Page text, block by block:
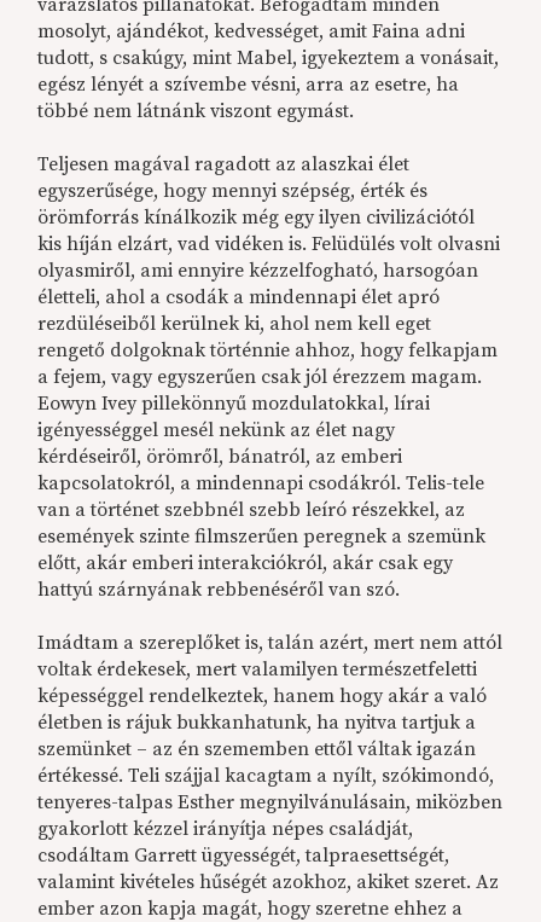
varázslatos pillanatokat. Befogadtam minden
mosolyt, ajándékot, kedvességet, amit Faina adni
tudott, s csakúgy, mint Mabel, igyekeztem a vonásait,
egész lényét a szívembe vésni, arra az esetre, ha
többé nem látnánk viszont egymást.
Teljesen magával ragadott az alaszkai élet
egyszerűsége, hogy mennyi szépség, érték és
örömforrás kínálkozik még egy ilyen civilizációtól
kis híján elzárt, vad vidéken is. Felüdülés volt olvasni
olyasmiről, ami ennyire kézzelfogható, harsogóan
életteli, ahol a csodák a mindennapi élet apró
rezdüléseiből kerülnek ki, ahol nem kell eget
rengető dolgoknak történnie ahhoz, hogy felkapjam
a fejem, vagy egyszerűen csak jól érezzem magam.
Eowyn Ivey pillekönnyű mozdulatokkal, lírai
igényességgel mesél nekünk az élet nagy
kérdéseiről, örömről, bánatról, az emberi
kapcsolatokról, a mindennapi csodákról. Telis-tele
van a történet szebbnél szebb leíró részekkel, az
események szinte filmszerűen peregnek a szemünk
előtt, akár emberi interakciókról, akár csak egy
hattyú szárnyának rebbenéséről van szó.
Imádtam a szereplőket is, talán azért, mert nem attól
voltak érdekesek, mert valamilyen természetfeletti
képességgel rendelkeztek, hanem hogy akár a való
életben is rájuk bukkanhatunk, ha nyitva tartjuk a
szemünket – az én szememben ettől váltak igazán
értékessé. Teli szájjal kacagtam a nyílt, szókimondó,
tenyeres-talpas Esther megnyilvánulásain, miközben
gyakorlott kézzel irányítja népes családját,
csodáltam Garrett ügyességét, talpraesettségét,
valamint kivételes hűségét azokhoz, akiket szeret. Az
ember azon kapja magát, hogy szeretne ehhez a